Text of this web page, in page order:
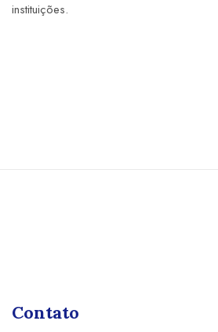
instituições.
Contato